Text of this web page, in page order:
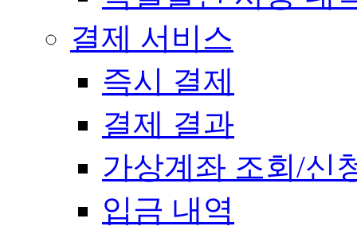
결제 서비스
즉시 결제
결제 결과
가상계좌 조회/신
입금 내역